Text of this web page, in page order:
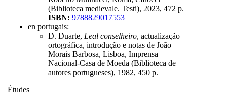
(Biblioteca medievale. Testi), 2023, 472 p.
ISBN: 9788829017553
en portugais:
D. Duarte, Leal conselheiro, actualização
ortográfica, introdução e notas de João
Morais Barbosa, Lisboa, Imprensa
Nacional-Casa de Moeda (Biblioteca de
autores portugueses), 1982, 450 p.
Études